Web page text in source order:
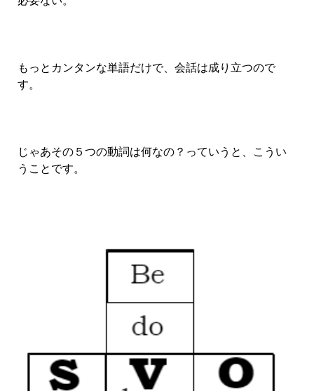
もっとカンタンな単語だけで、会話は成り立つので
す。
じゃあその５つの動詞は何なの？っていうと、こうい
うことです。